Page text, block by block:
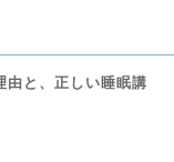
由と、正しい睡眠講